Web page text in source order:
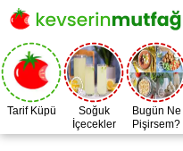
Tarif Küpü
Soğuk
İçecekler
Bugün Ne
Pişirsem?